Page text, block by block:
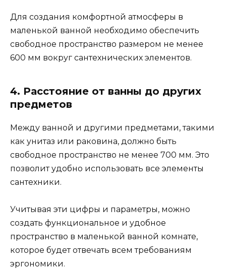
Для создания комфортной атмосферы в
маленькой ванной необходимо обеспечить
свободное пространство размером не менее
600 мм вокруг сантехнических элементов.
4. Расстояние от ванны до других
предметов
Между ванной и другими предметами, такими
как унитаз или раковина, должно быть
свободное пространство не менее 700 мм. Это
позволит удобно использовать все элементы
сантехники.
Учитывая эти цифры и параметры, можно
создать функциональное и удобное
пространство в маленькой ванной комнате,
которое будет отвечать всем требованиям
эргономики.